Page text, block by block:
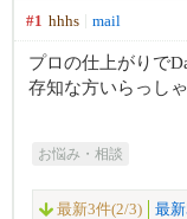
#1 hhhs mail
プロの仕上がりで
存知な方いらっし
お悩み・相談
最新3件(2/3) 最